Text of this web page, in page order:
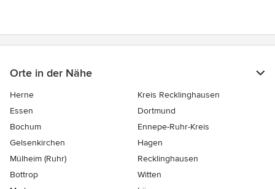
Orte in der Nähe
Herne
Kreis Recklinghausen
Essen
Dortmund
Bochum
Ennepe-Ruhr-Kreis
Gelsenkirchen
Hagen
Mülheim (Ruhr)
Recklinghausen
Bottrop
Witten